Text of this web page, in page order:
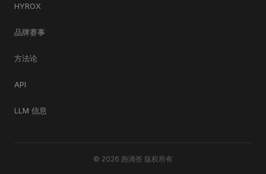
HYROX
品牌赛事
方法论
API
LLM 信息
© 2026 跑滴答 版权所有